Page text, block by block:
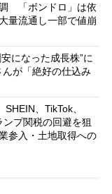
「ボンドロ」は依
量流通し一部で値崩
になった成長株”に
が「絶好の仕込み
、TikTok、
プ関税の回避を狙
参入・土地取得への